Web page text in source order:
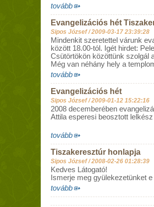
tovább
Evangelizációs hét
Sipos József /2009-03-17 23:39:28
Mindenkit szeretettel várunk
között 18.00-tól. Igét hirdet:
Csütörtökön közöttünk szolgál
Még van néhány hely a
tovább
Evangelizációs hét
Sipos József /2009-01-12 15:22:16
2008 decemberében
Attila esperesi beosztott
tovább
Tiszakeresztúr honlapja
Sipos József /2008-02-26 01:28:39
Kedves Látogató!
Ismerje meg gyülekezetünket
tovább